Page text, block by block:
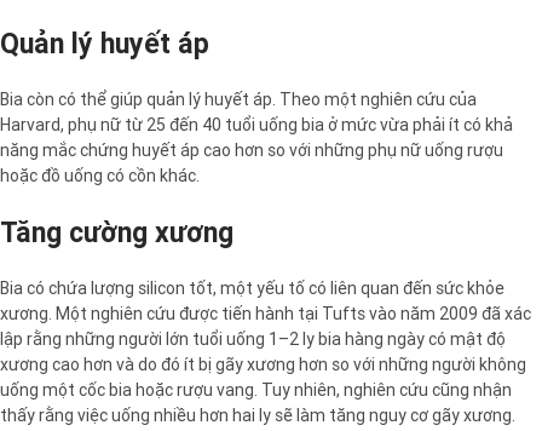
Quản lý huyết áp
Bia còn có thể giúp quản lý huyết áp. Theo một nghiên cứu của
Harvard, phụ nữ từ 25 đến 40 tuổi uống bia ở mức vừa phải ít có khả
năng mắc chứng huyết áp cao hơn so với những phụ nữ uống rượu
hoặc đồ uống có cồn khác.
Tăng cường xương
Bia có chứa lượng silicon tốt, một yếu tố có liên quan đến sức khỏe
xương. Một nghiên cứu được tiến hành tại Tufts vào năm 2009 đã xác
lập rằng những người lớn tuổi uống 1–2 ly bia hàng ngày có mật độ
xương cao hơn và do đó ít bị gãy xương hơn so với những người không
uống một cốc bia hoặc rượu vang. Tuy nhiên, nghiên cứu cũng nhận
thấy rằng việc uống nhiều hơn hai ly sẽ làm tăng nguy cơ gãy xương.